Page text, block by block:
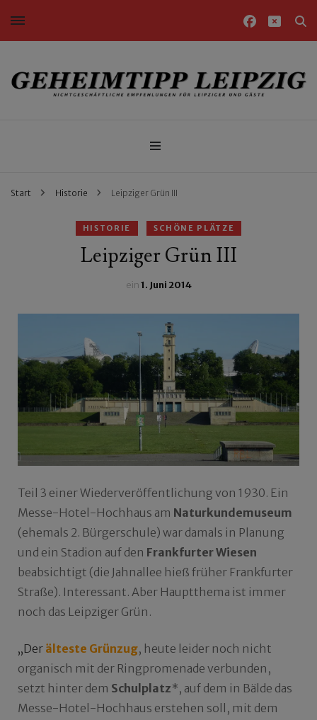
Nichtgeschäftliche Empfehlungen für Leipziger und Gäste
Start Historie Leipziger Grün III
HISTORIE SCHÖNE PLÄTZE
Leipziger Grün III
ein1. Juni 2014
Teil 3 einer Wiederveröffentlichung von 1930. Ein
Messe-Hotel-Hochhaus am Naturkundemuseum
(ehemals 2. Bürgerschule) war damals in Planung
und ein Stadion auf den Frankfurter Wiesen
beabsichtigt (die Jahnallee hieß früher Frankfurter
Straße). Interessant. Aber Hauptthema ist immer
noch das Leipziger Grün.
„Der älteste Grünzug, heute leider noch nicht
organisch mit der Ringpromenade verbunden,
setzt hinter dem Schulplatz*, auf dem in Bälde das
Messe-Hotel-Hochhaus erstehen soll, mit dem